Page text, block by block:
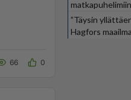
66 0
matkapuhelimiin
”Täysin
Hagfors